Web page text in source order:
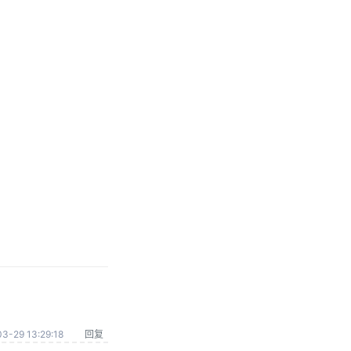
29 13:29:18 回复